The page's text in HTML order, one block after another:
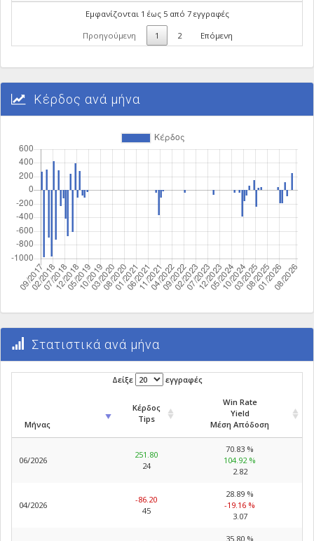
Εμφανίζονται 1 έως 5 από 7 εγγραφές
Προηγούμενη 1 2 Επόμενη
Κέρδος ανά μήνα
Στατιστικά ανά μήνα
Δείξε εγγραφές
Μήνας
Κέρδος
Tips
Win Rate
Yield
Μέση Απόδοση
06/2026
251.80
24
70.83 %
104.92 %
2.82
04/2026
-86.20
45
28.89 %
-19.16 %
3.07
35.80 %